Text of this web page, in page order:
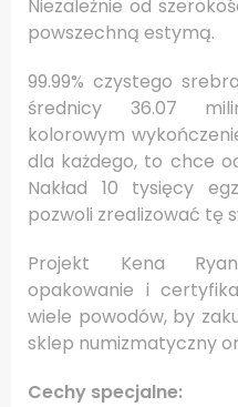
Niezależnie od
powszechną estymą.
99.99% czystego
średnicy 36.07
kolorowym
dla każdego, to chce
Nakład 10 tysięcy
pozwoli zrealizować tę
Projekt Kena
opakowanie i
wiele powodów, by
sklep numizmatyczny
Cechy specjalne: